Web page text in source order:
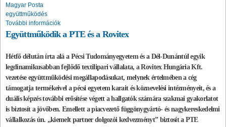
Magyar Posta
együttműködés
További információk
Együttműködik a PTE és a Rovitex
Hétfő délután írta alá a Pécsi Tudományegyetem és a Dél-Dunántúl egyik
legdinamikusabban fejlődő textilipari vállalata, a Rovitex Hungária Kft.
vezetése együttműködési megállapodásukat, melynek értelmében a cég
támogatja termékeivel a pécsi egyetem karait és köznevelési intézményeit, és a
duális képzés további erősítése végett a hallgatók számára szakmai gyakorlatot
is biztosít a jövőben. Emellett a piacvezető függönygyártó- és nagykereskedelmi
vállalkozás ún. „kiemelt partner dolgozói kedvezményt” biztosít a PTE